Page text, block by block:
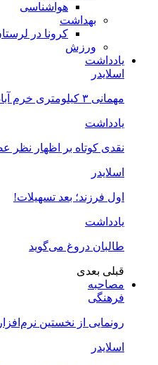
هواشناسی
بهداشت
کرونا در
ورزش
یادداشت
اسلایدر
مهمانی ۳ کیلومتری خرم آباد؛ کاری بزرگ با چند نقد کوچک
یادداشت
نقدی کوتاه بر اظهار
اسلایدر
اول فرزند؛ بعد تسهیلات!
یادداشت
طالبان دروغ می‌گوید
قبلی بعدی
مصاحبه
فرهنگی
رونمایی از نخستین
اسلایدر